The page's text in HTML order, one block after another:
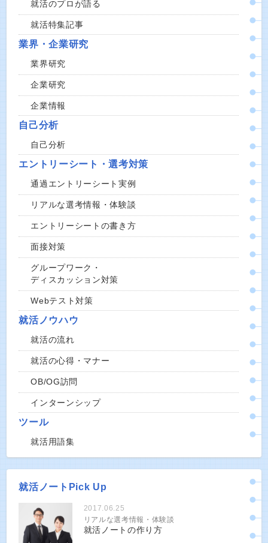
就活のプロが語る
就活特集記事
業界・企業研究
業界研究
企業研究
企業情報
自己分析
自己分析
エントリーシート・選考対策
通過エントリーシート実例
リアルな選考情報・体験談
エントリーシートの書き方
面接対策
グループワーク・
ディスカッション対策
Webテスト対策
就活ノウハウ
就活の流れ
就活の心得・マナー
OB/OG訪問
インターンシップ
ツール
就活用語集
就活ノートPick Up
2017.06.25
リアルな選考情報・体験談
就活ノートの作り方